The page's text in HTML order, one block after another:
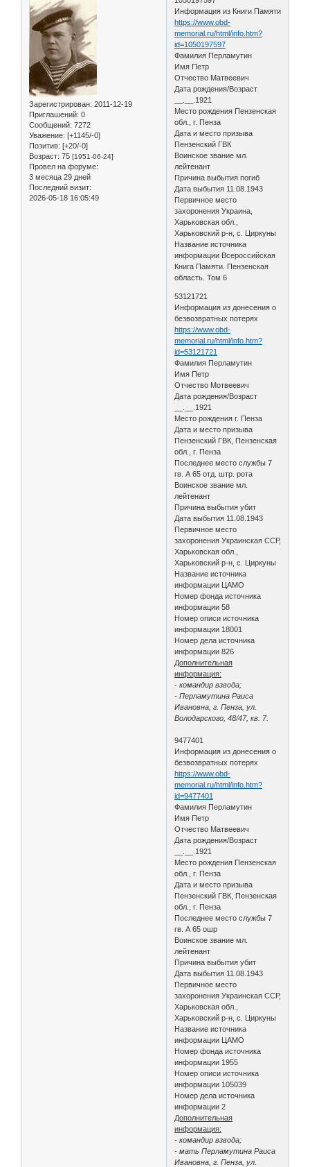
Зарегистрирован: 2011-12-19
Приглашений: 0
Сообщений: 7272
Уважение: [+1145/-0]
Позитив: [+20/-0]
Возраст: 75 [1951-06-24]
Провел на форуме:
3 месяца 29 дней
Последний визит:
2026-05-18 16:05:49
Информация из Книги Памяти
https://www.obd-
memorial.ru/html/info.htm?
id=1050197597
Фамилия Перламутин
Имя Петр
Отчество Матвеевич
Дата рождения/Возраст
__.__.1921
Место рождения Пензенская
обл., г. Пенза
Дата и место призыва
Пензенский ГВК
Воинское звание мл.
лейтенант
Причина выбытия погиб
Дата выбытия 11.08.1943
Первичное место
захоронения Украина,
Харьковская обл.,
Харьковский р-н, с. Циркуны
Название источника
информации Всероссийская
Книга Памяти. Пензенская
область. Том 6
53121721
Информация из донесения о
безвозвратных потерях
https://www.obd-
memorial.ru/html/info.htm?
id=53121721
Фамилия Перламутин
Имя Петр
Отчество Мотвеевич
Дата рождения/Возраст
__.__.1921
Место рождения г. Пенза
Дата и место призыва
Пензенский ГВК, Пензенская
обл., г. Пенза
Последнее место службы 7
гв. А 65 отд. штр. рота
Воинское звание мл.
лейтенант
Причина выбытия убит
Дата выбытия 11.08.1943
Первичное место
захоронения Украинская ССР,
Харьковская обл.,
Харьковский р-н, с. Циркуны
Название источника
информации ЦАМО
Номер фонда источника
информации 58
Номер описи источника
информации 18001
Номер дела источника
информации 826
Дополнительная
информация:
- командир взвода;
- Перламутина Раиса
Ивановна, г. Пенза, ул.
Володарского, 48/47, кв. 7.
9477401
Информация из донесения о
безвозвратных потерях
https://www.obd-
memorial.ru/html/info.htm?
id=9477401
Фамилия Перламутин
Имя Петр
Отчество Матвеевич
Дата рождения/Возраст
__.__.1921
Место рождения Пензенская
обл., г. Пенза
Дата и место призыва
Пензенский ГВК, Пензенская
обл., г. Пенза
Последнее место службы 7
гв. А 65 ошр
Воинское звание мл.
лейтенант
Причина выбытия убит
Дата выбытия 11.08.1943
Первичное место
захоронения Украинская ССР,
Харьковская обл.,
Харьковский р-н, с. Циркуны
Название источника
информации ЦАМО
Номер фонда источника
информации 1955
Номер описи источника
информации 105039
Номер дела источника
информации 2
Дополнительная
информация:
- командир взвода;
- мать Перламутина Раиса
Ивановна, г. Пенза, ул.